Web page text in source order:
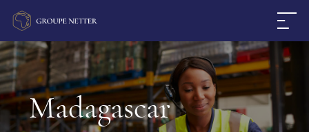
Madagascar